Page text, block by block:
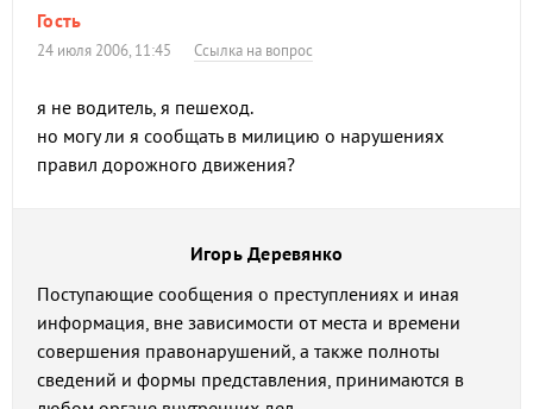
Гость
24 июля 2006, 11:45 Ссылка на вопрос
я не водитель, я пешеход.
но могу ли я сообщать в милицию о нарушениях
правил дорожного движения?
Игорь Деревянко
Поступающие сообщения о преступлениях и иная
информация, вне зависимости от места и времени
совершения правонарушений, а также полноты
сведений и формы представления, принимаются в